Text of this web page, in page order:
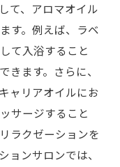
て、アロマオイル
す。例えば、ラベ
て入浴すること
きます。さらに、
ャリアオイルにお
サージすること
ラクゼーションを
ョンサロンでは、